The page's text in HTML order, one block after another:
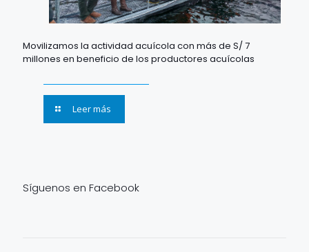
Movilizamos la actividad acuícola con más de S/ 7
millones en beneficio de los productores acuícolas
Leer más
Síguenos en Facebook